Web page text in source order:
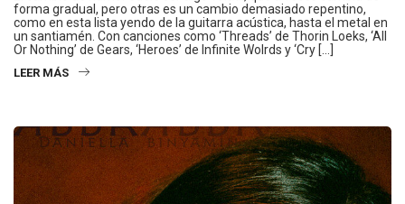
forma gradual, pero otras es un cambio demasiado repentino,
como en esta lista yendo de la guitarra acústica, hasta el metal en
un santiamén. Con canciones como ‘Threads’ de Thorin Loeks, ‘All
Or Nothing’ de Gears, ‘Heroes’ de Infinite Wolrds y ‘Cry […]
LEER MÁS